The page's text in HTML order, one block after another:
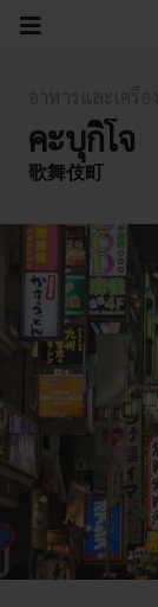
คะบุกิโจ
歌舞伎町